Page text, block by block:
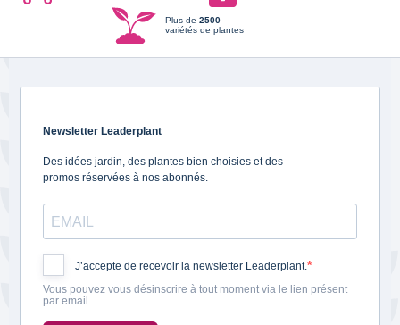
Plus de 2500
variétés de plantes
Newsletter Leaderplant
Des idées jardin, des plantes bien choisies et des
promos réservées à nos abonnés.
J’accepte de recevoir la newsletter Leaderplant.
Vous pouvez vous désinscrire à tout moment via le lien présent
par email.